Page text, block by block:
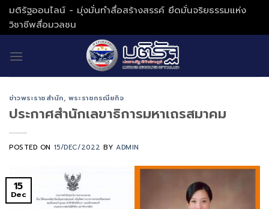
Skip
to
content
มติรัฐออนไลน์ - มุ่งมั่นทำสื่อสร้างสรรค์ ยึดมั่นจริยธรรมแห่ง
วิชาชีพสื่อมวลชน
ข่าวพระราชสำนัก, พระราชกรณียกิจ
ประกาศสำนักเลขาธิการมหาเถรสมาคม
POSTED ON 15/DEC/2022 BYADMIN
15
Dec